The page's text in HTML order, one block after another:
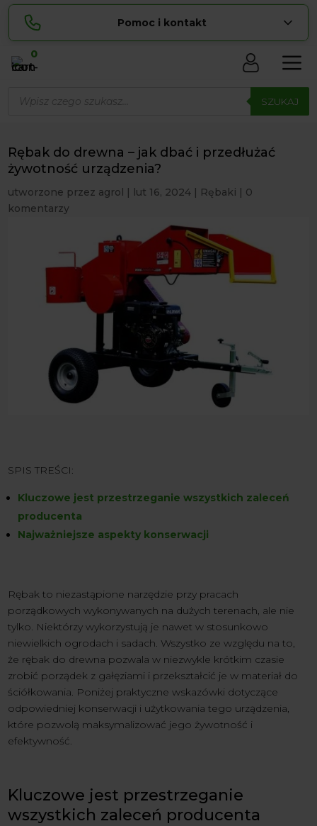
Pomoc i kontakt
Sylwia
pokaż numer
729 856 ...
zamowienia@ ...
biuro@ ... pokaż e-mail
Biuro obsługi klienta czynne Pn-Sb: 8:00 – 20:00
0
produktów SZUKAJ
Rębak do drewna – jak dbać i przedłużać
żywotność urządzenia?
utworzone przez agrol | lut 16, 2024 | Rębaki | 0
komentarzy
SPIS TREŚCI:
Kluczowe jest przestrzeganie wszystkich zaleceń
producenta
Najważniejsze aspekty konserwacji
Rębak to niezastąpione narzędzie przy pracach
porządkowych wykonywanych na dużych terenach, ale nie
tylko. Niektórzy wykorzystują je nawet w stosunkowo
niewielkich ogrodach i sadach. Wszystko ze względu na to,
że rębak do drewna pozwala w niezwykle krótkim czasie
zrobić porządek z gałęziami i przekształcić je w materiał do
ściółkowania. Poniżej praktyczne wskazówki dotyczące
odpowiedniej konserwacji i użytkowania tego urządzenia,
które pozwolą maksymalizować jego żywotność i
efektywność.
Kluczowe jest przestrzeganie
wszystkich zaleceń producenta